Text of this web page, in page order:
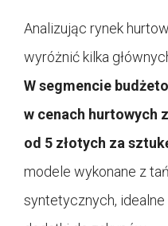
Analizując rynek
wyróżnić kilka
W segmencie
w cenach hurtowych
od 5 złotych za
modele wykonane z
syntetycznych,